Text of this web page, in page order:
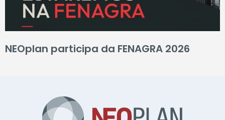
NEOplan participa da FENAGRA 2026